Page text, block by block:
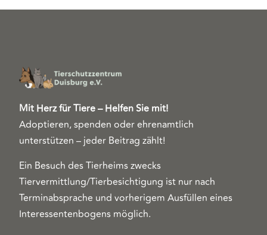
Mit Herz für Tiere – Helfen Sie mit!
Adoptieren, spenden oder ehrenamtlich
unterstützen – jeder Beitrag zählt!
Ein Besuch des Tierheims zwecks
Tiervermittlung/Tierbesichtigung ist nur nach
Terminabsprache und vorherigem Ausfüllen eines
Interessentenbogens möglich.